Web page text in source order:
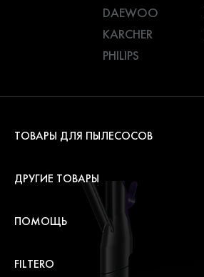
DAEWOO
KARCHER
PHILIPS
ТОВАРЫ ДЛЯ ПЫЛЕСОСОВ
ДРУГИЕ ТОВАРЫ
ПОМОЩЬ
FILTERO